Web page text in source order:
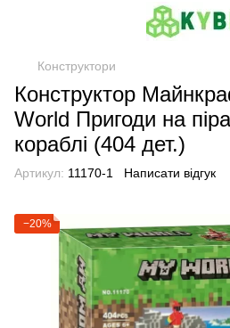
Конструктори
Конструктор
World Пригоди на
кораблі (404 дет.)
Артикул: 11170-1 Написати відгук
−20%